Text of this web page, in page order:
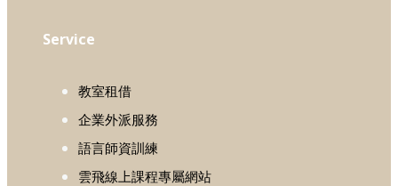
Service
教室租借
企業外派服務
語言師資訓練
雲飛線上課程專屬網站